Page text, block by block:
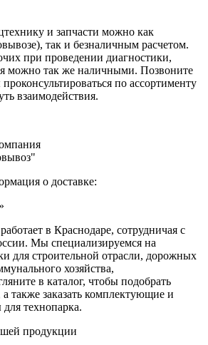
и запчасти можно как
так и безналичным расчетом.
при проведении диагностики,
можно так же наличными. Позвоните
по ассортименту
взаимодействия.
о доставке:
в Краснодаре, сотрудничая с
Мы специализируемся на
для строительной отрасли, дорожных
хозяйства,
в каталог, чтобы подобрать
также заказать комплектующие и
технопарка.
продукции